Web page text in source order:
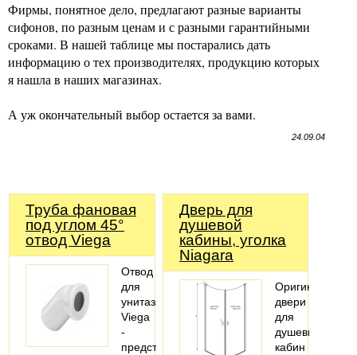
Фирмы, понятное дело, предлагают разные варианты
сифонов, по разным ценам и с разными гарантийными
сроками. В нашей таблице мы постарались дать
информацию о тех производителях, продукцию которых
я нашла в наших магазинах.
А уж окончательный выбор остается за вами.
24.09.04
Труба фановая
под углом 45°
отвод Viega
Отвод
для
унитаза
Viega
-
представляет
Дверь для
душевой
кабины, уголка
Niagara
Оригинальные
двери
для
душевых
кабин